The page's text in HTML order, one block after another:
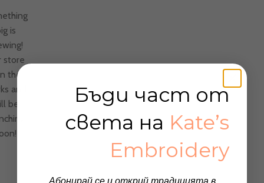
is
store
the
and
be
Бъди част от
света на Kate’s
Embroidery
Абонирай се и открий традицията в